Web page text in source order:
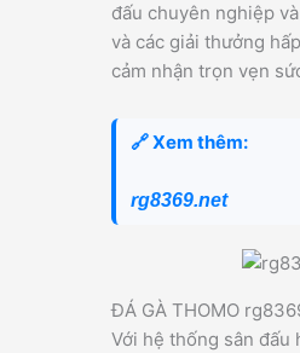
đấu chuyên nghiệp
và các giải thưởng
cảm nhận trọn vẹn
🔗 Xem thêm:
rg8369.net
ĐÁ GÀ THOMO
Với hệ thống sân đấu